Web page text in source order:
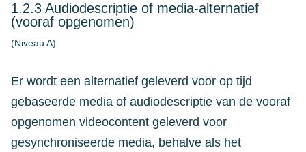
1.2.3 Audiodescriptie of media-alternatief
(vooraf opgenomen)
(Niveau A)
Er wordt een alternatief geleverd voor op tijd
gebaseerde media of audiodescriptie van de vooraf
opgenomen videocontent geleverd voor
gesynchroniseerde media, behalve als het